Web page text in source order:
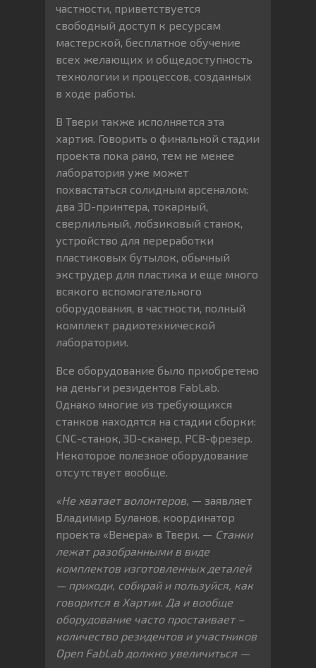
частности, приветствуется
свободный доступ к ресурсам
мастерской, бесплатное обучение
всех желающих и общедоступность
технологии и процессов, созданных
в ходе работы.
В Твери также исполняется эта
хартия. Говорить о финальной стадии
проекта пока рано, тем не менее
лаборатория уже может
похвастаться солидным арсеналом:
два 3D-принтера, токарный,
сверлильный, лобзиковый станок,
устройство для переработки
пластиковых бутылок, обычный
экструдер для пластика и еще много
всякого вспомогательного
оборудования, в частности, полный
комплект радиотехнической
лаборатории.
Все оборудование было приобретено
на деньги резидентов FabLab.
Однако многие из требующихся
станков находятся на стадии сборки:
CNC-станок, 3D-сканер, PCB-фрезер.
Некоторое полезное оборудование
отсутствует вообще.
«Не хватает волонтеров, — заявляет
Владимир Буланов, координатор
проекта «Венера» в Твери. — Станки
лежат разобранными в виде
комплектов изготовленных деталей
— приходи, собирай и пользуйся, как
говорится в Хартии. Да и вообще
оборудование часто простаивает –
количество резидентов и участников
Open FabLab должно увеличиться —